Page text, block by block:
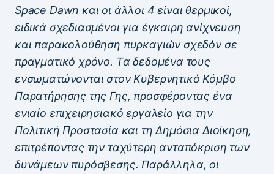
Space Dawn και οι άλλοι 4 είναι θερμικοί,
ειδικά σχεδιασμένοι για έγκαιρη ανίχνευση
και παρακολούθηση πυρκαγιών σχεδόν σε
πραγματικό χρόνο. Τα δεδομένα τους
ενσωματώνονται στον Κυβερνητικό Κόμβο
Παρατήρησης της Γης, προσφέροντας ένα
ενιαίο επιχειρησιακό εργαλείο για την
Πολιτική Προστασία και τη Δημόσια Διοίκηση,
επιτρέποντας την ταχύτερη ανταπόκριση των
δυνάμεων πυρόσβεσης. Παράλληλα, οι